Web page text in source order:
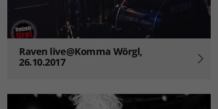
Raven live@Komma Wörgl,
26.10.2017